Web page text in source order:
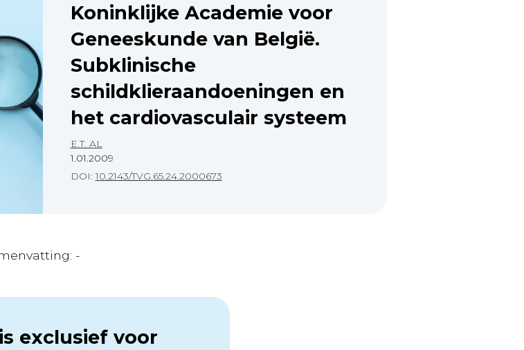
Koninklijke Academie voor
Geneeskunde van België.
Subklinische
schildklieraandoeningen en
het cardiovasculair systeem
E.T. AL
1.01.2009
DOI:10.2143/TVG.65.24.2000673
-
exclusief voor